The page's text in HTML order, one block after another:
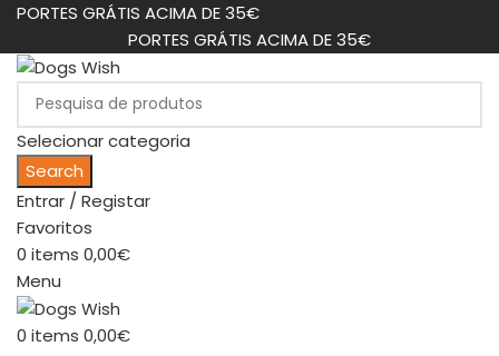
PORTES GRÁTIS ACIMA DE 35€
PORTES GRÁTIS ACIMA DE 35€
Selecionar categoria
Search
Entrar / Registar
Favoritos
0 items 0,00€
Menu
0 items 0,00€